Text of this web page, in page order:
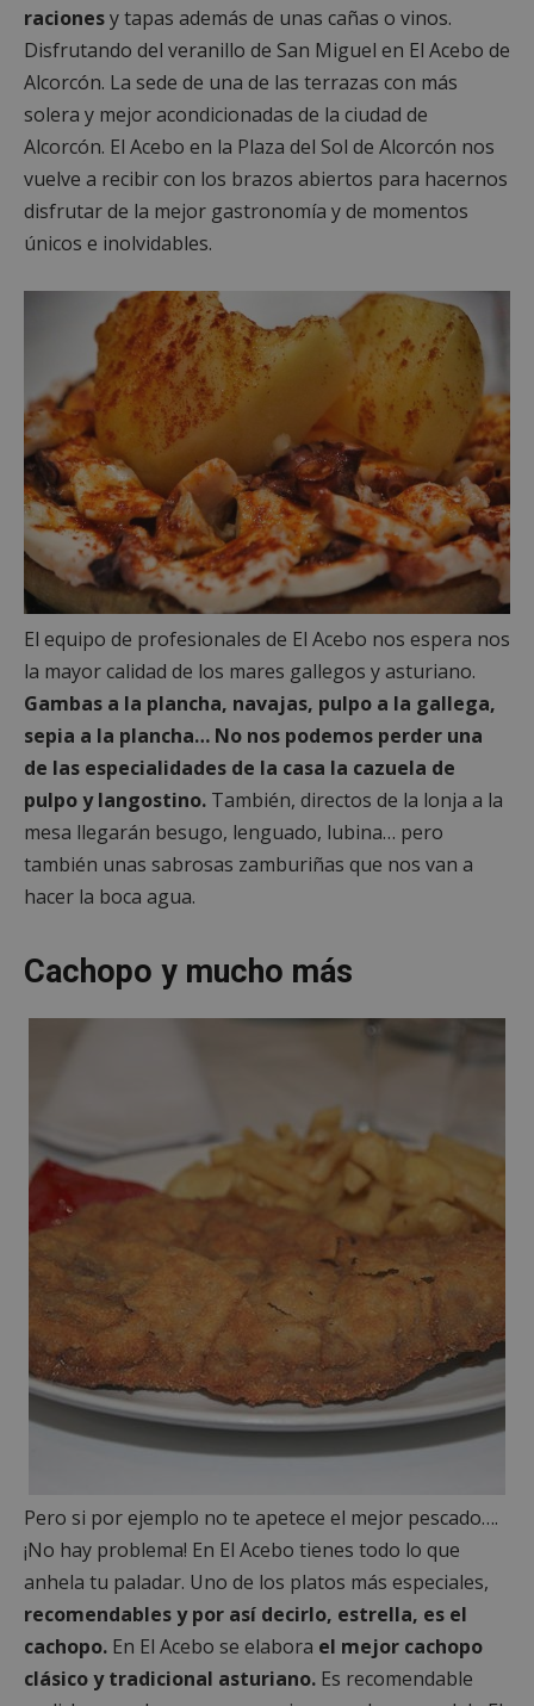
racionesy tapas además de unas cañas o vinos.
Disfrutando del veranillo de San Miguel en El Acebo de
Alcorcón. La sede de una de las terrazas con más
solera y mejor acondicionadas de la ciudad de
Alcorcón. El Acebo en la Plaza del Sol de Alcorcón nos
vuelve a recibir con los brazos abiertos para hacernos
disfrutar de la mejor gastronomía y de momentos
únicos e inolvidables.
El equipo de profesionales de El Acebo nos espera nos
la mayor calidad de los mares gallegos y asturiano.
Gambas a la plancha, navajas, pulpo a la gallega,
sepia a la plancha… No nos podemos perder una
de las especialidades de la casa la cazuela de
pulpo y langostino. También, directos de la lonja a la
mesa llegarán besugo, lenguado, lubina… pero
también unas sabrosas zamburiñas que nos van a
hacer la boca agua.
Cachopo y mucho más
Pero si por ejemplo no te apetece el mejor pescado….
¡No hay problema! En El Acebo tienes todo lo que
anhela tu paladar. Uno de los platos más especiales,
recomendables y por así decirlo, estrella, es el
cachopo. En El Acebo se elabora el mejor cachopo
clásico y tradicional asturiano. Es recomendable